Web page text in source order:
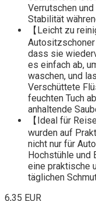
Verrutschen
Stabilität
【Leicht zu
dass sie
es einfach ab,
waschen, und
Verschüttete
feuchten Tuch
anhaltende
【Ideal für
wurden auf
nicht nur für
Hochstühle und
eine praktische
täglichen
6,35 EUR